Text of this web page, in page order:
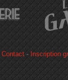
Contact- Inscription